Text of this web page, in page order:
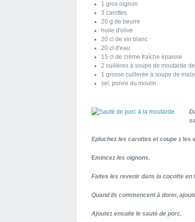
1 gros oignon
3 carottes
20 g de beurre
huile d'olive
20 cl de vin blanc
20 cl d'eau
15 cl de crème fraîche épaisse
2 cuillères à soupe de moutarde
1 grosse cuillerée à soupe de
sel, poivre du moulin
Epluchez les carottes et coupe z les
Emincez les oignons.
Faites les revenir dans la cocotte en
Quand ils commencent à dorer,
Ajoutez ensuite le sauté de porc.